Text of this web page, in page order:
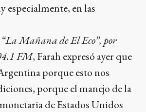
especialmente, en las
“La Mañana de El Eco”, por
FM, Farah expresó ayer que
porque esto nos
porque el manejo de la
de Estados Unidos